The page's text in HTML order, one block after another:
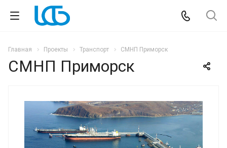
Главная Проекты Транспорт СМНП Приморск
СМНП Приморск